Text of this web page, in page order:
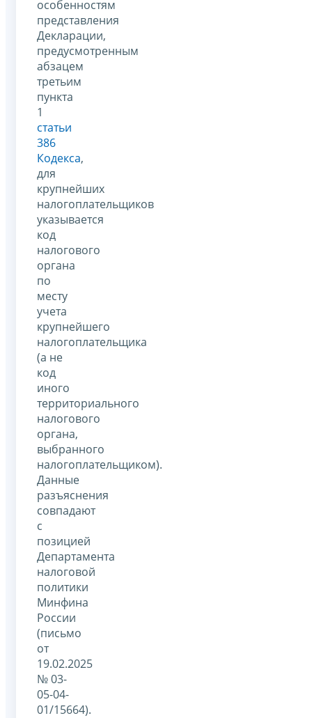
особенностям
представления
Декларации,
предусмотренным
абзацем
третьим
пункта
1
статьи
386
Кодекса,
для
крупнейших
налогоплательщиков
указывается
код
налогового
органа
по
месту
учета
крупнейшего
налогоплательщика
(а не
код
иного
территориального
налогового
органа,
выбранного
налогоплательщиком).
Данные
разъяснения
совпадают
с
позицией
Департамента
налоговой
политики
Минфина
России
(письмо
от
19.02.2025
№ 03-
05-04-
01/15664).